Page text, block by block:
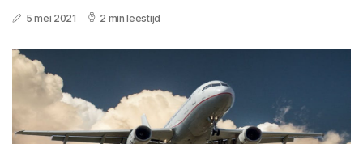
5 mei 2021 2 min leestijd